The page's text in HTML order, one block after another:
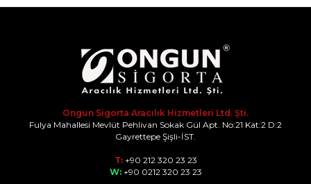
Ongun Sigorta Aracılık Hizmetleri Ltd. Şti.
Fulya Mahallesi Mevlüt Pehlivan Sokak Gül Apt. No:21 Kat:2 D:2
Gayrettepe Şişli-İST.
T:+90 212 320 23 23
W:+90 0212 320 23 23